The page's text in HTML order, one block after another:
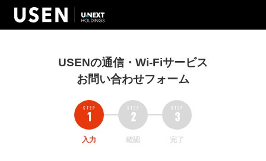
USENの通信・Wi-Fiサービス
お問い合わせフォーム
入力 確認 完了